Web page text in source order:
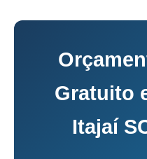
Gratuito
Itajaí